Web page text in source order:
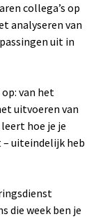
collega’s op
analyseren van
uit in
van het
uitvoeren van
hoe je je
uiteindelijk heb
die week ben je